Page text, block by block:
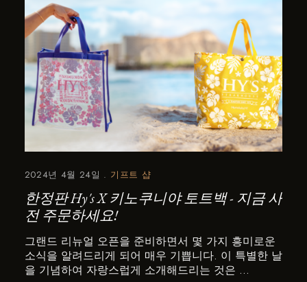
2024년 4월 24일 기프트 샵
한정판 Hy's X 키노쿠니야 토트백 - 지금 사
전 주문하세요!
그랜드 리뉴얼 오픈을 준비하면서 몇 가지 흥미로운
소식을 알려드리게 되어 매우 기쁩니다. 이 특별한 날
을 기념하여 자랑스럽게 소개해드리는 것은 ...